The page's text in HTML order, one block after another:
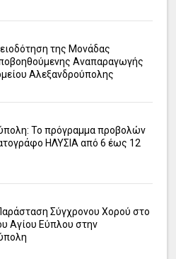
της Μονάδας
Αναπαραγωγής
Αλεξανδρούπολης
Το πρόγραμμα προβολών
ΗΛΥΣΙΑ από 6 έως 12
Σύγχρονου Χορού στο
Αγίου Εύπλου στην